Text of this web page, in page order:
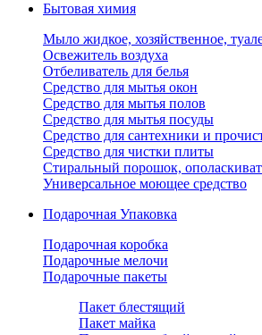
Бытовая химия
Мыло жидкое, хозяйственное,
Освежитель воздуха
Отбеливатель для белья
Средство для мытья окон
Средство для мытья полов
Средство для мытья посуды
Средство для сантехники и
Средство для чистки плиты
Стиральный порошок,
Универсальное моющее средство
Подарочная Упаковка
Подарочная коробка
Подарочные мелочи
Подарочные пакеты
Пакет блестящий
Пакет майка